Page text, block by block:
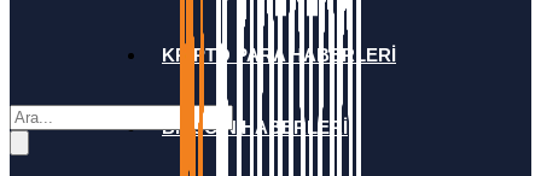
KRİPTO PARA HABERLERİ
BİTCOİN HABERLERİ